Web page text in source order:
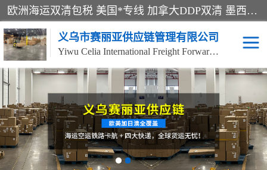
欧洲海运双清包税 美国*专线 加拿大DDP双清 墨西哥跨境空运 澳大利亚专线物流 跨境电商物流服务 国际快递到门服务 海运*渠道 一站式跨境物流解决方案 TikTok/SHEIN专线 电商平台FBA头程运输 国际铁路运输欧洲 UPS/DDHL/联邦快递跨境 美国双清到门物流 跨境*运输
义乌市赛丽亚供应链管理有限公司
Yiwu Celia International Freight Forwarding Co., Ltd
美森快船 欧洲卡航
加拿大海运/空运-双清到
门
澳大利亚海运/空运-双清
到门
墨西哥海运/空运-双清到